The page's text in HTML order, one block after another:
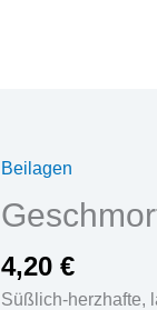
Beilagen
4,20 €
Süßlich-herzhafte,
Geschmorte
Zwiebeln
Menge